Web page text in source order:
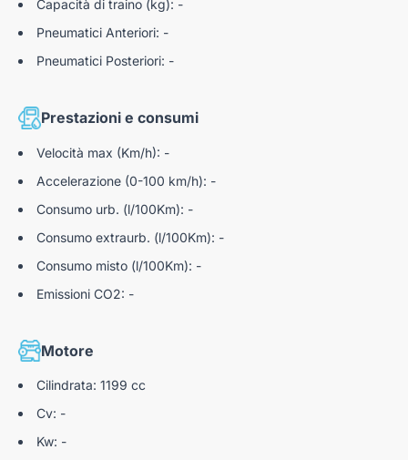
Nota bene: Autoteam9 S.r.l. declina ogni responsabilità per
eventuali involontarie incongruenze, che non rappresentano in
N185511
Capacità di traino (kg): -
Pneumatici Anteriori: -
Pneumatici Posteriori: -
Prestazioni e consumi
Velocità max (Km/h): -
Accelerazione (0-100 km/h): -
Consumo urb. (l/100Km): -
Consumo extraurb. (l/100Km): -
Consumo misto (l/100Km): -
Emissioni CO2: -
Motore
Cilindrata: 1199 cc
Cv: -
Kw: -